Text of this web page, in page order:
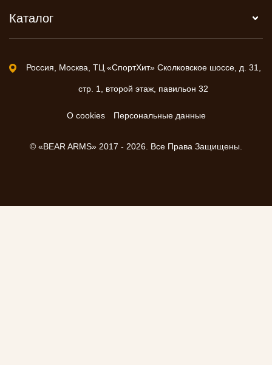
Каталог
Россия, Москва, ТЦ «СпортХит» Сколковское шоссе, д. 31,
стр. 1, второй этаж, павильон 32
О cookies Персональные данные
© «BEAR ARMS» 2017 - 2026. Все Права Защищены.